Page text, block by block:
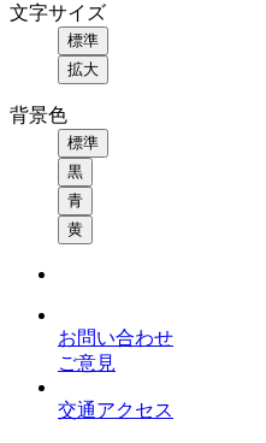
文字サイズ
標準
拡大
背景色
標準
黒
青
黄
お問い合わせ
ご意見
交通アクセス